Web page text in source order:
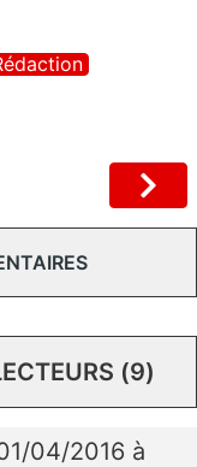
(9)
04/2016 à